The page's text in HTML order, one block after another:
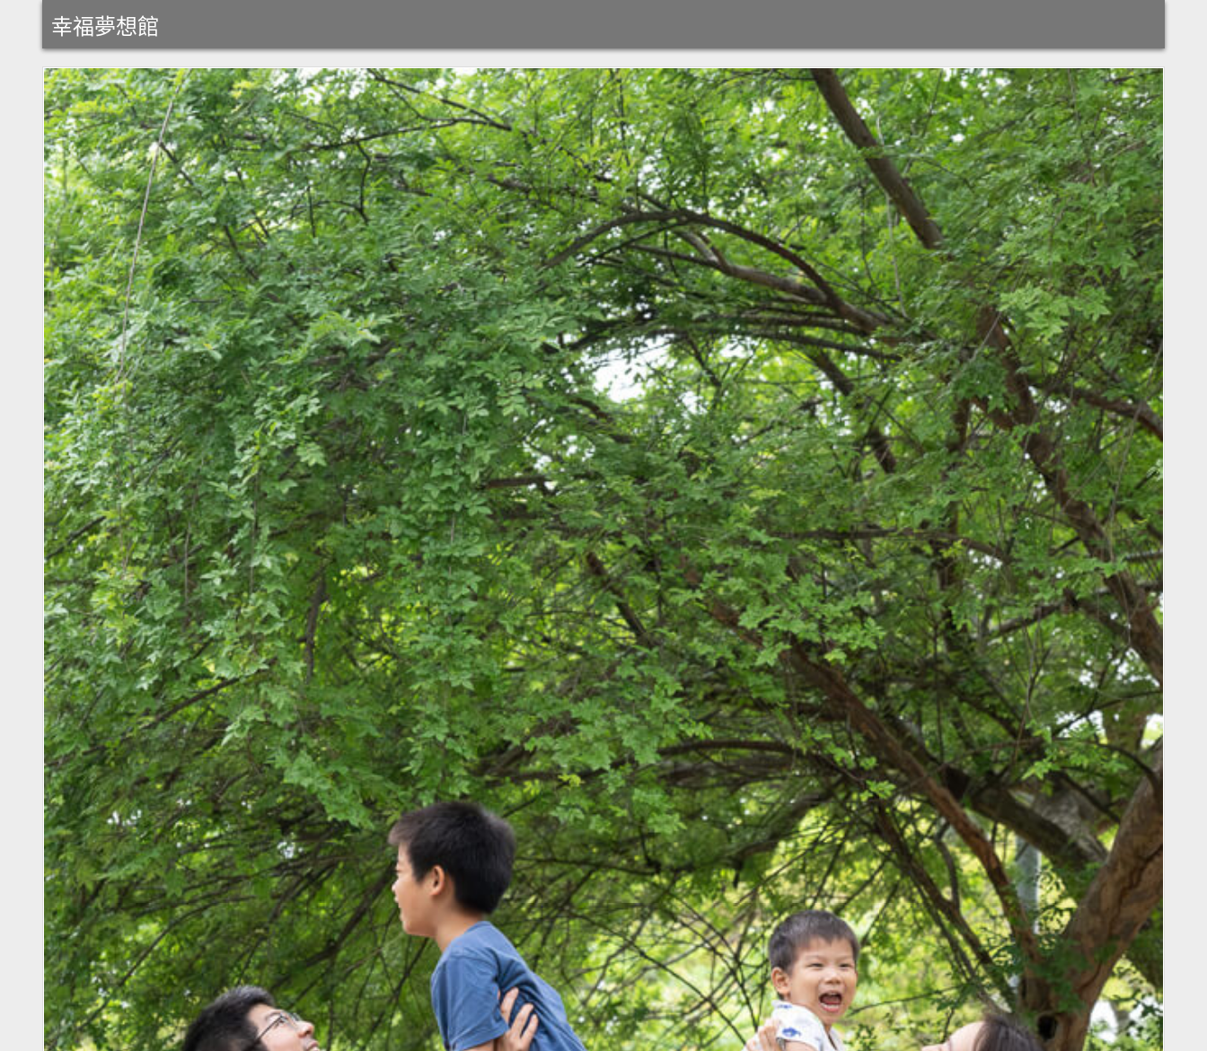
幸福夢想館